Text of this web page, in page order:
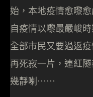
始，本地疫情愈嚟
自疫情以嚟最嚴峻
全部市民又要過返
再死寂一片，連紅
幾靜喇⋯⋯